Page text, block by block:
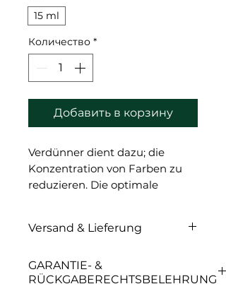
15 ml
Количество *
Добавить в корзину
Verdünner dient dazu; die
Konzentration von Farben zu
reduzieren. Die optimale
weichmachenden Effekt und
Versand & Lieferung
GARANTIE- &
RÜCKGABERECHTSBELEHRUNG